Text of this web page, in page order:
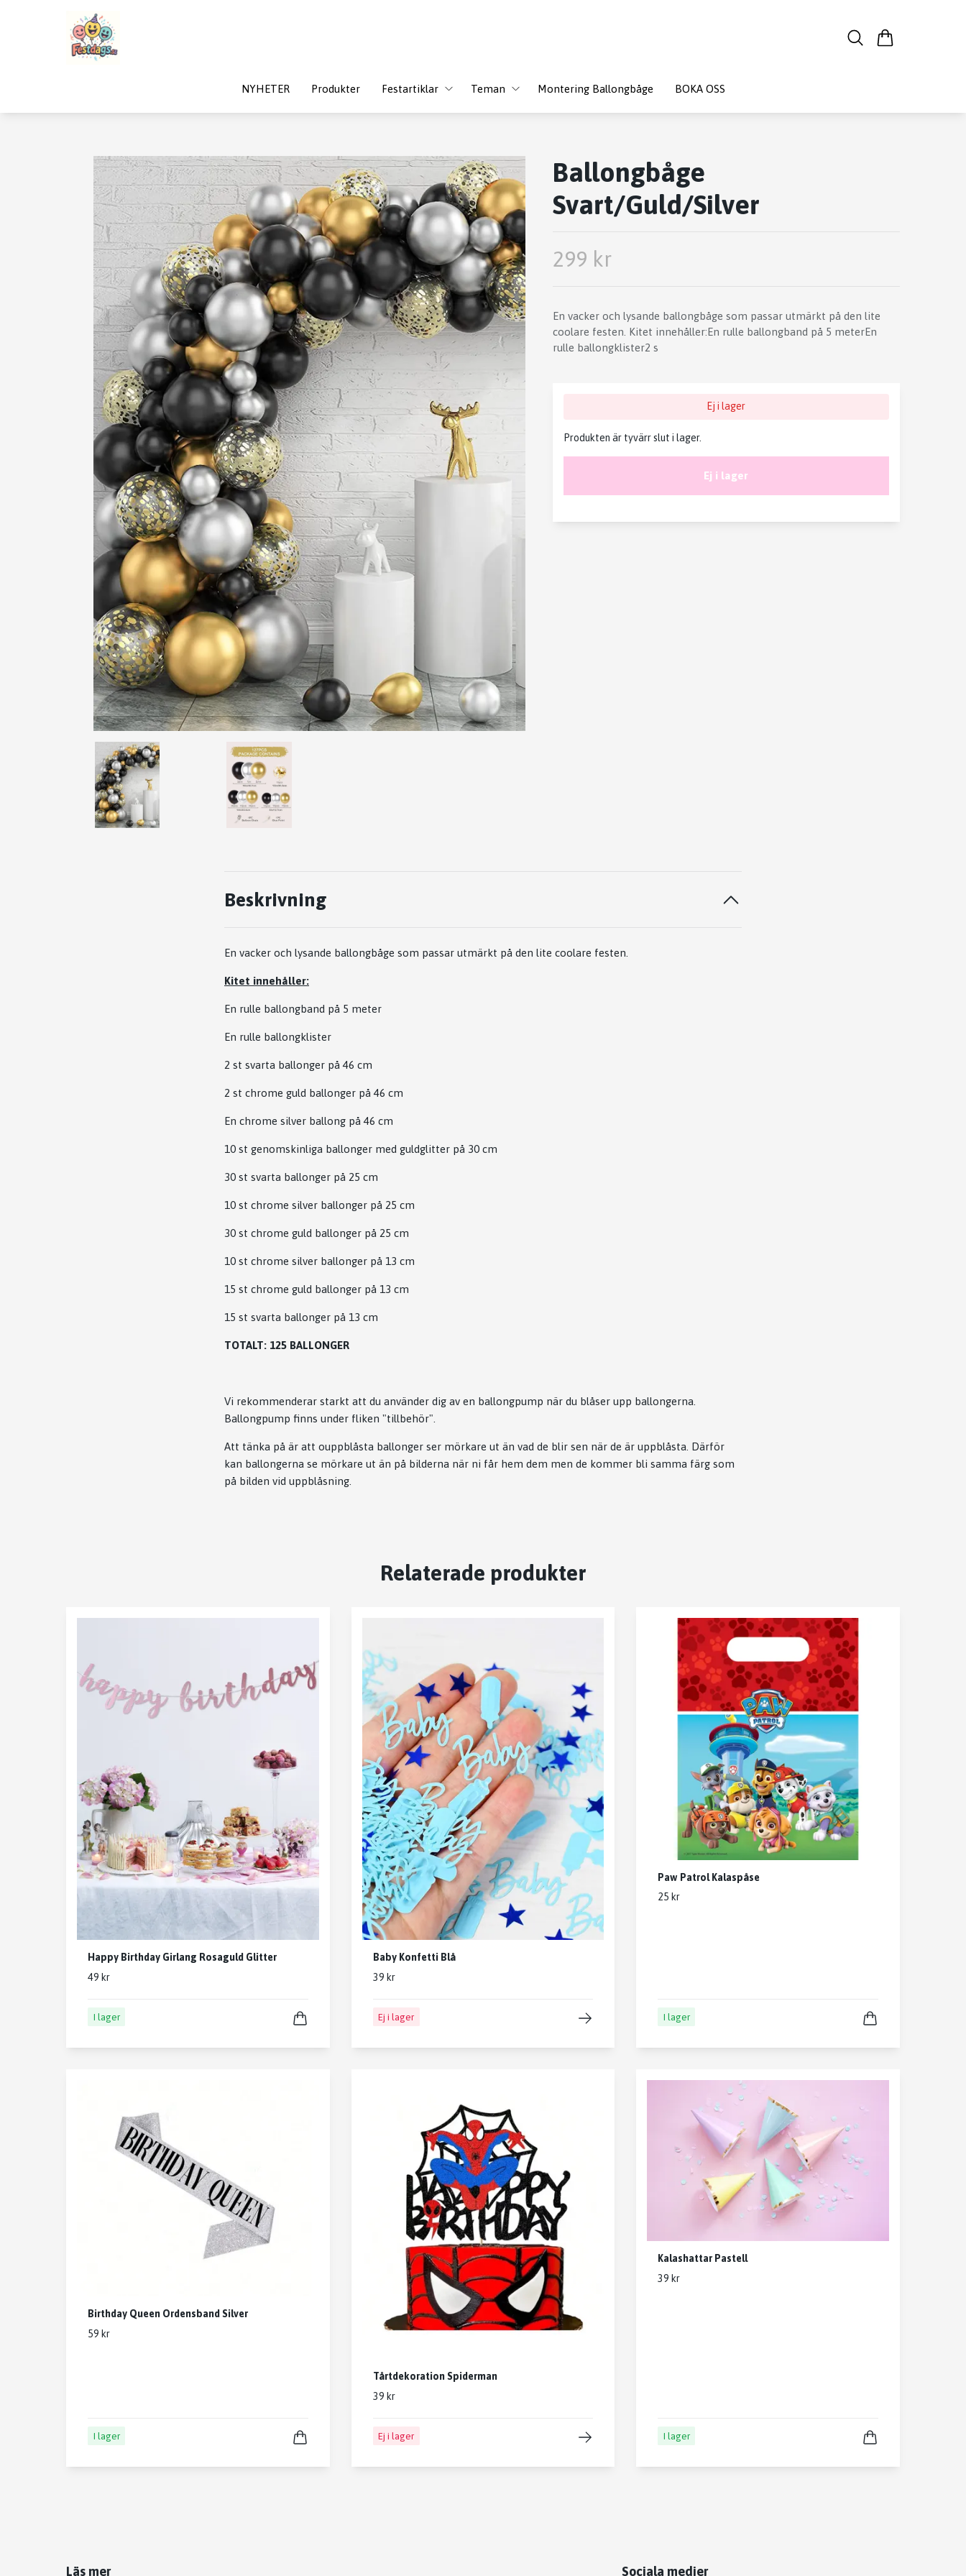
NYHETER Produkter Festartiklar Teman Montering Ballongbåge BOKA OSS
Ballongbåge
Svart/Guld/Silver
299 kr
En vacker och lysande ballongbåge som passar utmärkt på den lite
coolare festen. Kitet innehåller:En rulle ballongband på 5 meterEn
rulle ballongklister2 s
Ej i lager
Produkten är tyvärr slut i lager.
Ej i lager
Beskrivning
En vacker och lysande ballongbåge som passar utmärkt på den lite coolare festen.
Kitet innehåller:
En rulle ballongband på 5 meter
En rulle ballongklister
2 st svarta ballonger på 46 cm
2 st chrome guld ballonger på 46 cm
En chrome silver ballong på 46 cm
10 st genomskinliga ballonger med guldglitter på 30 cm
30 st svarta ballonger på 25 cm
10 st chrome silver ballonger på 25 cm
30 st chrome guld ballonger på 25 cm
10 st chrome silver ballonger på 13 cm
15 st chrome guld ballonger på 13 cm
15 st svarta ballonger på 13 cm
TOTALT: 125 BALLONGER
Vi rekommenderar starkt att du använder dig av en ballongpump när du blåser upp ballongerna.
Ballongpump finns under fliken "tillbehör".
Att tänka på är att ouppblåsta ballonger ser mörkare ut än vad de blir sen när de är uppblåsta. Därför
kan ballongerna se mörkare ut än på bilderna när ni får hem dem men de kommer bli samma färg som
på bilden vid uppblåsning.
Relaterade produkter
Happy Birthday Girlang Rosaguld Glitter
49 kr
I lager
Baby Konfetti Blå
39 kr
Ej i lager
Paw Patrol Kalaspåse
25 kr
I lager
Birthday Queen Ordensband Silver
59 kr
I lager
Tårtdekoration Spiderman
39 kr
Ej i lager
Kalashattar Pastell
39 kr
I lager
Läs mer Sociala medier